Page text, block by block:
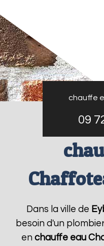
chauffe
09
Dans la ville de
besoin d'un
en chauffe eau